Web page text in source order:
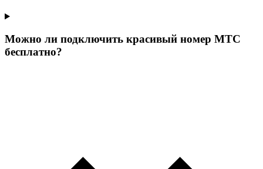
Можно ли подключить красивый номер МТС
бесплатно?